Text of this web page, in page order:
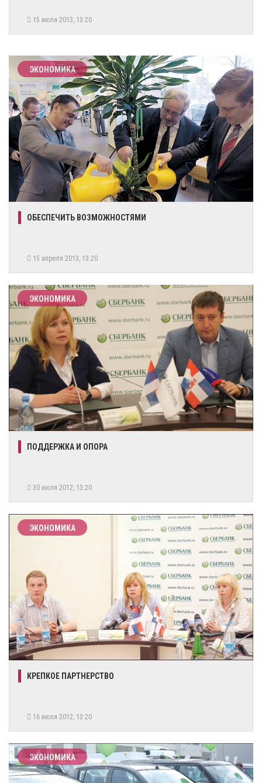
15 июля 2013, 13:20
ЭКОНОМИКА
ОБЕСПЕЧИТЬ ВОЗМОЖНОСТЯМИ
15 апреля 2013, 13:20
ЭКОНОМИКА
ПОДДЕРЖКА И ОПОРА
30 июля 2012, 13:20
ЭКОНОМИКА
КРЕПКОЕ ПАРТНЕРСТВО
16 июля 2012, 13:20
ЭКОНОМИКА